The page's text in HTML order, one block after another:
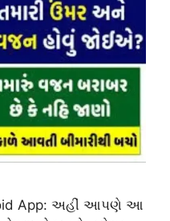
App: અહીં આપણે આ